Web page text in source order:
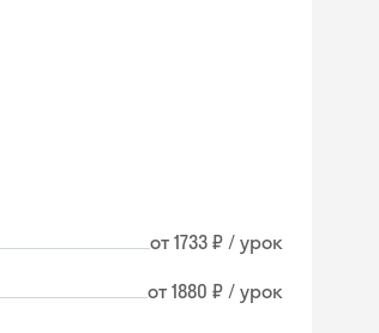
от 1733 ₽ / урок
от 1880 ₽ / урок